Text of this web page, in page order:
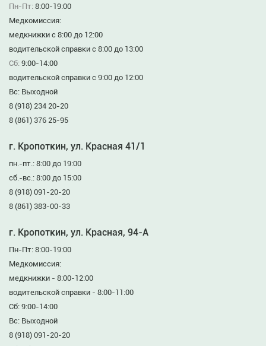
Пн-Пт: 8:00-19:00
Медкомиссия:
медкнижки с 8:00 до 12:00
водительской справки с 8:00 до 13:00
Сб: 9:00-14:00
водительской справки с 9:00 до 12:00
Вс: Выходной
8 (918) 234 20-20
8 (861) 376 25-95
г. Кропоткин, ул. Красная 41/1
пн.-пт.: 8:00 до 19:00
сб.-вс.: 8:00 до 15:00
8 (918) 091-20-20
8 (861) 383-00-33
г. Кропоткин, ул. Красная, 94-А
Пн-Пт: 8:00-19:00
Медкомиссия:
медкнижки - 8:00-12:00
водительской справки - 8:00-11:00
Сб: 9:00-14:00
Вс: Выходной
8 (918) 091-20-20